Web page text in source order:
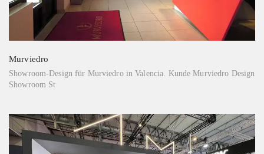
Murviedro
Showroom-Design für Murviedro in Valencia. Kunde Murviedro Design
Showroom St